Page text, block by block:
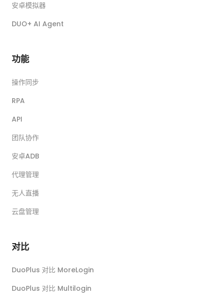
安卓模拟器
DUO+ AI Agent
功能
操作同步
RPA
API
团队协作
安卓ADB
代理管理
无人直播
云盘管理
对比
DuoPlus 对比 MoreLogin
DuoPlus 对比 Multilogin